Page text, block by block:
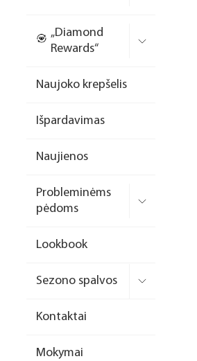
formelės/priedai
Dildės
Įrankiai
Laufwunder pėdų
priemonės
„Diamond
Rewards“
Naujoko krepšelis
Išpardavimas
Naujienos
Probleminėms
pėdoms
Lookbook
Sezono spalvos
Kontaktai
Mokymai